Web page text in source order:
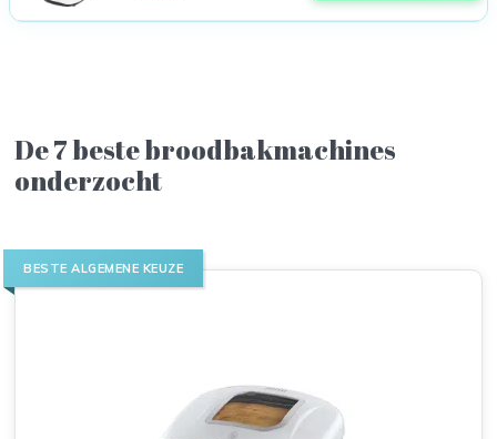
De 7 beste broodbakmachines
onderzocht
BESTE ALGEMENE KEUZE